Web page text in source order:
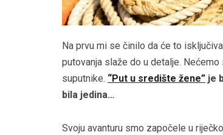
Na prvu mi se činilo da će to
putovanja slaže do u detalje.
suputnike. “Put u središte žene” je
bila jedina…
Svoju avanturu smo započele u